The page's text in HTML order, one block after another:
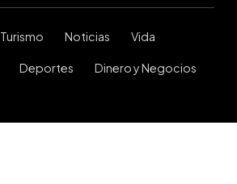
Turismo Noticias Vida
Deportes Dinero y Negocios